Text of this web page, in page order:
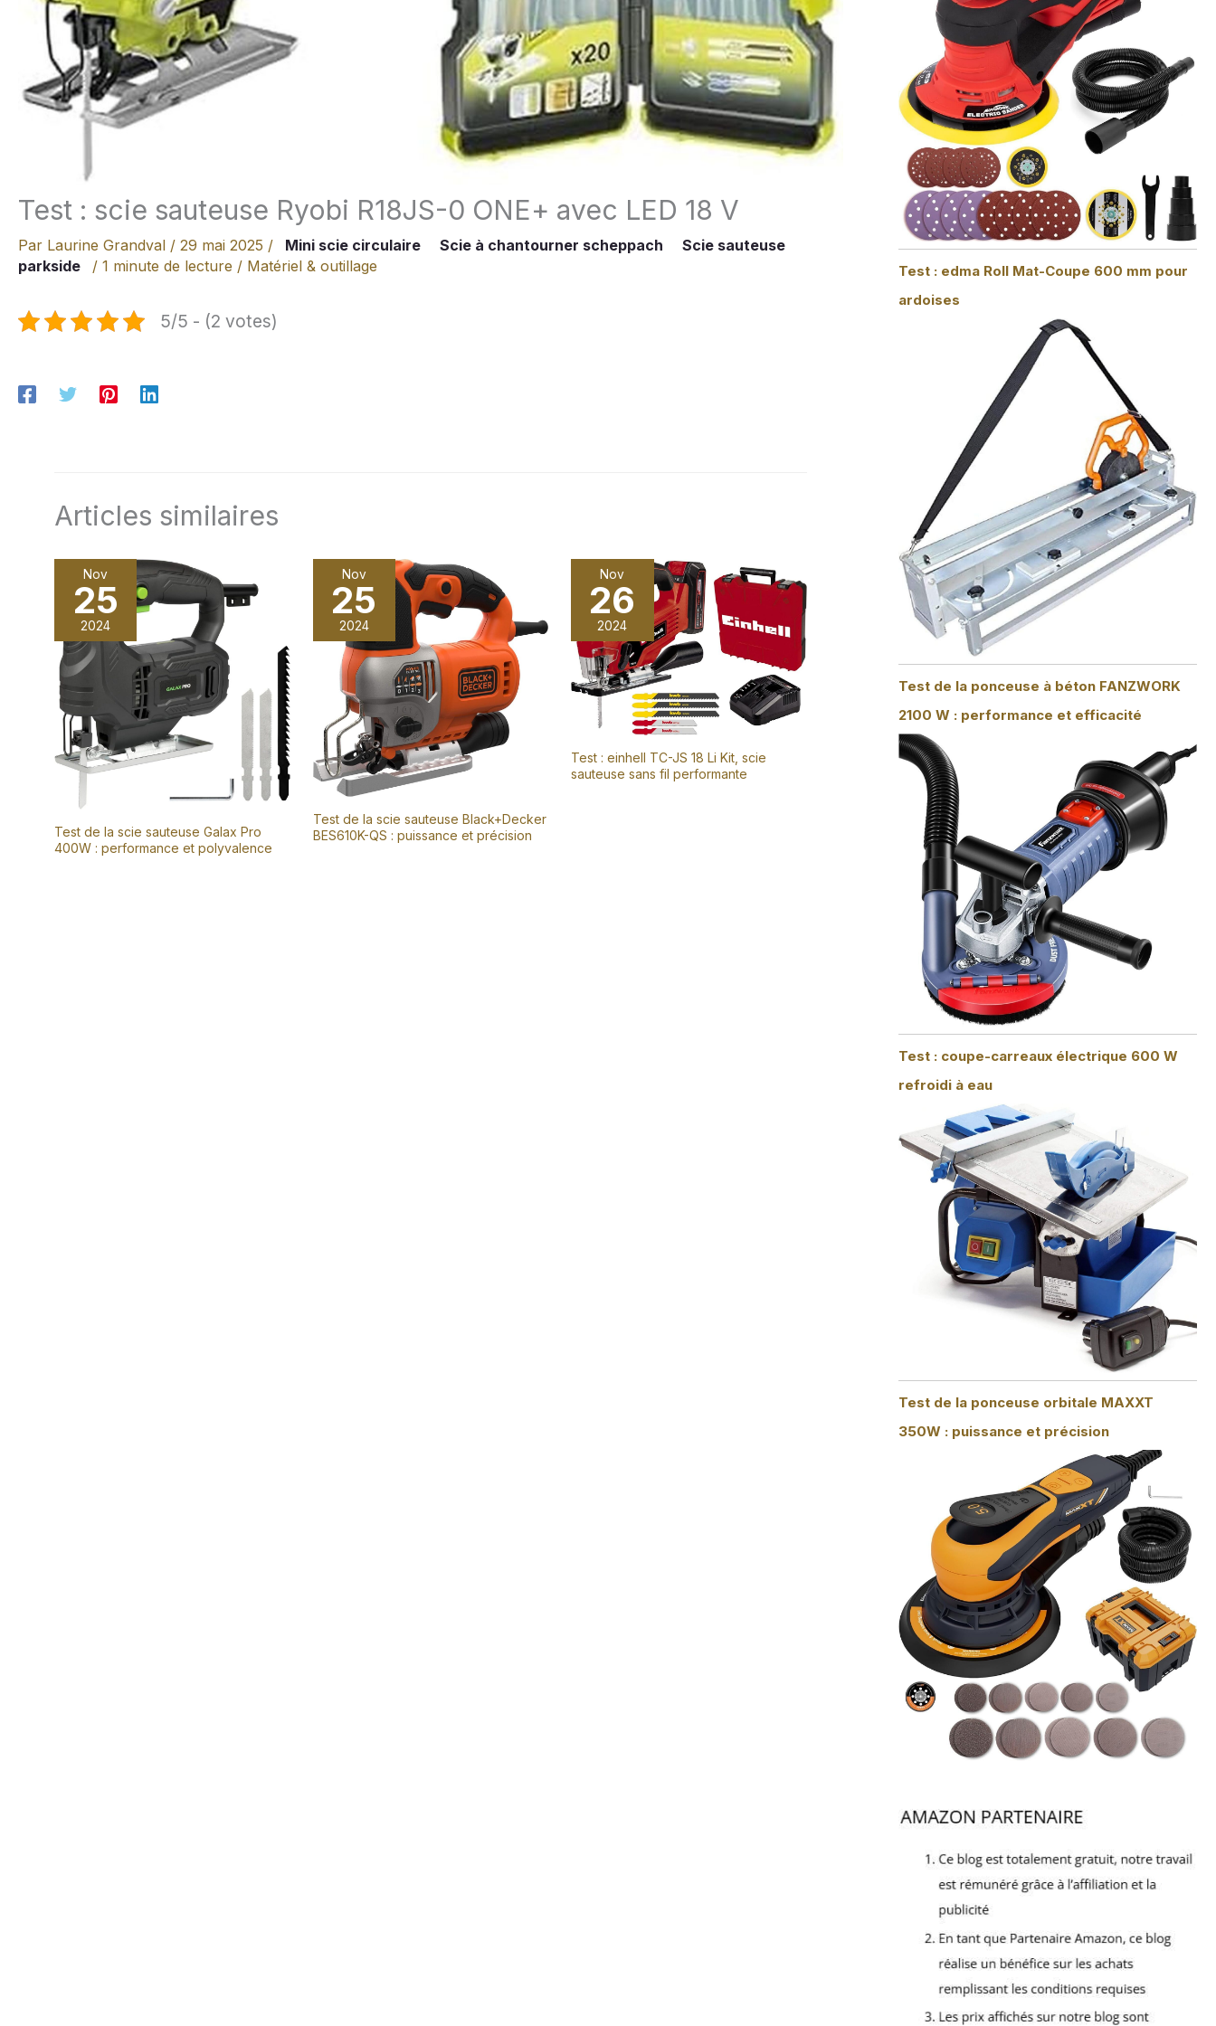
Test : scie sauteuse Ryobi R18JS-0 ONE+ avec LED 18 V
Par Laurine Grandval / 29 mai 2025 / Mini scie circulaire Scie à chantourner scheppach
Scie sauteuse
parkside
/ 1 minute de lecture / Matériel & outillage
5/5 - (2 votes)
Articles similaires
Nov
25
2024
Test de la scie sauteuse Galax Pro
400W : performance et polyvalence
Nov
25
2024
Test de la scie sauteuse Black+Decker
BES610K-QS : puissance et précision
Nov
26
2024
Test : einhell TC-JS 18 Li Kit, scie
sauteuse sans fil performante
Test : edma Roll Mat-Coupe 600 mm pour
ardoises
Test de la ponceuse à béton FANZWORK
2100 W : performance et efficacité
Test : coupe-carreaux électrique 600 W
refroidi à eau
Test de la ponceuse orbitale MAXXT
350W : puissance et précision